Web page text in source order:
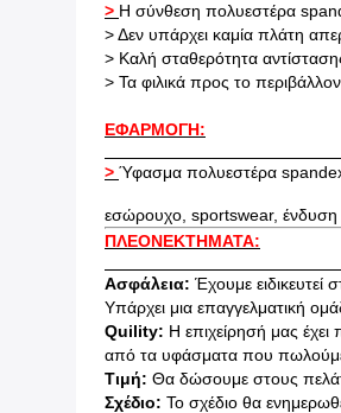
> Η σύνθεση πολυεστέρα
> Δεν υπάρχει καμία πλάτη
> Καλή σταθερότητα
> Τα φιλικά προς το
ΕΦΑΡΜΟΓΗ:
> Ύφασμα πολυεστέρα spandex
εσώρουχο, sportswear, ένδυση
ΠΛΕΟΝΕΚΤΗΜΑΤΑ:
Ασφάλεια: Έχουμε ειδικευτεί
Υπάρχει μια επαγγελματική
Quility: Η επιχείρησή μας
από τα υφάσματα που
Τιμή: Θα δώσουμε στους
Σχέδιο: Το σχέδιο θα